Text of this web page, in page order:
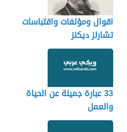
اقوال ومؤلفات واقتباسات
تشارلز ديكنز
33 عبارة جميلة عن الحياة
والعمل